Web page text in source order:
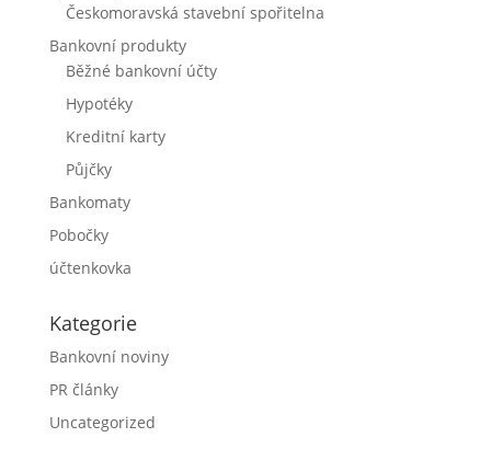
Českomoravská stavební spořitelna
Bankovní produkty
Běžné bankovní účty
Hypotéky
Kreditní karty
Půjčky
Bankomaty
Pobočky
účtenkovka
Kategorie
Bankovní noviny
PR články
Uncategorized